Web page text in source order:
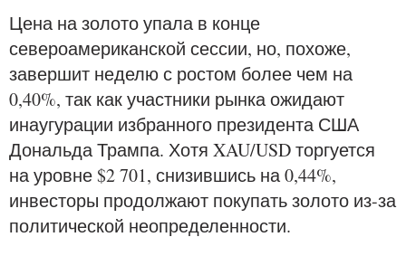
Цена на золото упала в конце
североамериканской сессии, но, похоже,
завершит неделю с ростом более чем на
0,40%, так как участники рынка ожидают
инаугурации избранного президента США
Дональда Трампа. Хотя XAU/USD торгуется
на уровне $2 701, снизившись на 0,44%,
инвесторы продолжают покупать золото из-за
политической неопределенности.